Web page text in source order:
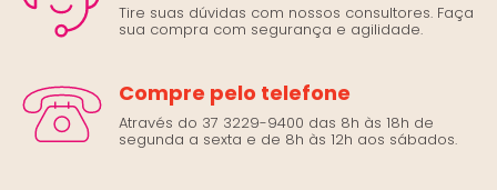
Tire suas dúvidas com nossos consultores. Faça
sua compra com segurança e agilidade.
Compre pelo telefone
Através do 37 3229-9400 das 8h às 18h de
segunda a sexta e de 8h às 12h aos sábados.